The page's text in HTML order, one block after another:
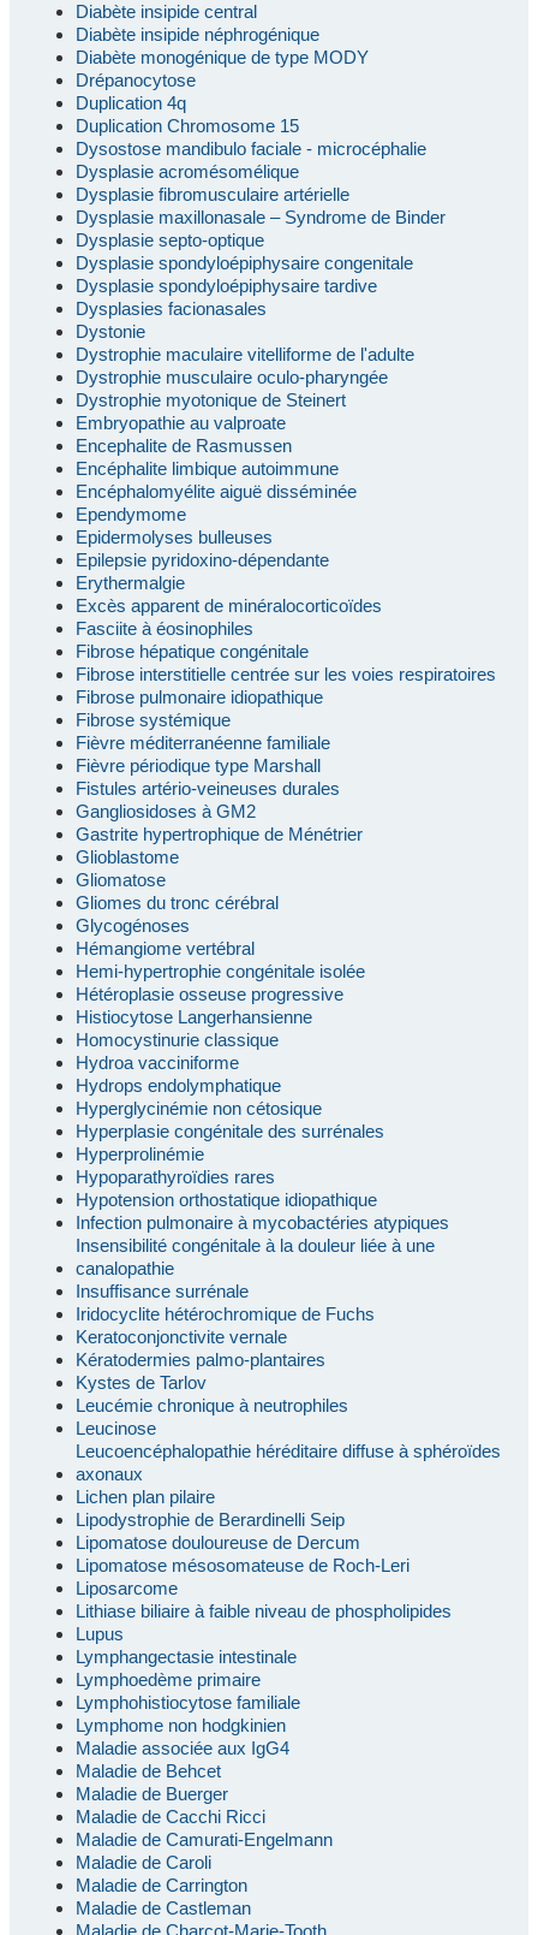
Diabète insipide central
Diabète insipide néphrogénique
Diabète monogénique de type MODY
Drépanocytose
Duplication 4q
Duplication Chromosome 15
Dysostose mandibulo faciale - microcéphalie
Dysplasie acromésomélique
Dysplasie fibromusculaire artérielle
Dysplasie maxillonasale – Syndrome de Binder
Dysplasie septo-optique
Dysplasie spondyloépiphysaire congenitale
Dysplasie spondyloépiphysaire tardive
Dysplasies facionasales
Dystonie
Dystrophie maculaire vitelliforme de l'adulte
Dystrophie musculaire oculo-pharyngée
Dystrophie myotonique de Steinert
Embryopathie au valproate
Encephalite de Rasmussen
Encéphalite limbique autoimmune
Encéphalomyélite aiguë disséminée
Ependymome
Epidermolyses bulleuses
Epilepsie pyridoxino-dépendante
Erythermalgie
Excès apparent de minéralocorticoïdes
Fasciite à éosinophiles
Fibrose hépatique congénitale
Fibrose interstitielle centrée sur les voies respiratoires
Fibrose pulmonaire idiopathique
Fibrose systémique
Fièvre méditerranéenne familiale
Fièvre périodique type Marshall
Fistules artério-veineuses durales
Gangliosidoses à GM2
Gastrite hypertrophique de Ménétrier
Glioblastome
Gliomatose
Gliomes du tronc cérébral
Glycogénoses
Hémangiome vertébral
Hemi-hypertrophie congénitale isolée
Hétéroplasie osseuse progressive
Histiocytose Langerhansienne
Homocystinurie classique
Hydroa vacciniforme
Hydrops endolymphatique
Hyperglycinémie non cétosique
Hyperplasie congénitale des surrénales
Hyperprolinémie
Hypoparathyroïdies rares
Hypotension orthostatique idiopathique
Infection pulmonaire à mycobactéries atypiques
Insensibilité congénitale à la douleur liée à une
canalopathie
Insuffisance surrénale
Iridocyclite hétérochromique de Fuchs
Keratoconjonctivite vernale
Kératodermies palmo-plantaires
Kystes de Tarlov
Leucémie chronique à neutrophiles
Leucinose
Leucoencéphalopathie héréditaire diffuse à sphéroïdes
axonaux
Lichen plan pilaire
Lipodystrophie de Berardinelli Seip
Lipomatose douloureuse de Dercum
Lipomatose mésosomateuse de Roch-Leri
Liposarcome
Lithiase biliaire à faible niveau de phospholipides
Lupus
Lymphangectasie intestinale
Lymphoedème primaire
Lymphohistiocytose familiale
Lymphome non hodgkinien
Maladie associée aux IgG4
Maladie de Behcet
Maladie de Buerger
Maladie de Cacchi Ricci
Maladie de Camurati-Engelmann
Maladie de Caroli
Maladie de Carrington
Maladie de Castleman
Maladie de Charcot-Marie-Tooth